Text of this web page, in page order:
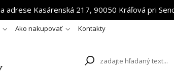
adrese Kasárenská 217, 90050 Kráľová pri
Ako nakupovať Kontakty